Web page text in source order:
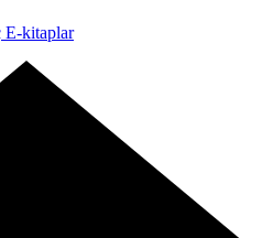
E-kitaplar